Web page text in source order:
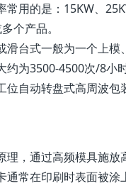
用的是：15KW、
个产品。
台式一般为一个上
为3500-4500次/8小时
自动转盘式高周波
，通过高频模具施
常在印刷时表面被涂